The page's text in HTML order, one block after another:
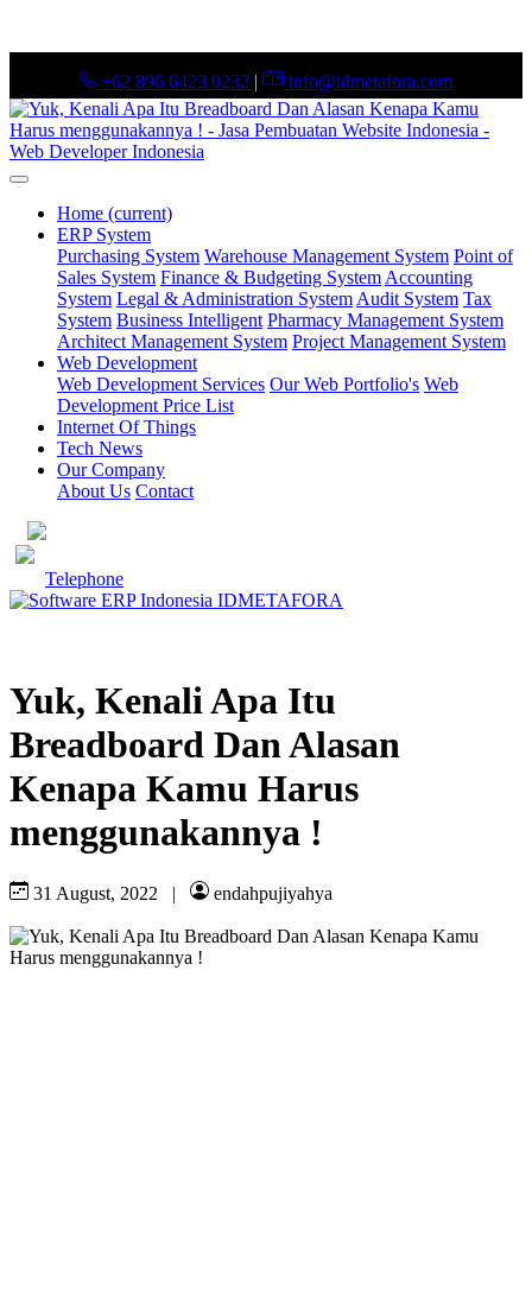
+62 896 6423 0232 | info@idmetafora.com
Home (current)
ERP System
Purchasing System Warehouse Management System Point of
Sales System Finance & Budgeting System Accounting
System Legal & Administration System Audit System Tax
System Business Intelligent Pharmacy Management System
Architect Management System Project Management System
Web Development
Web Development Services Our Web Portfolio's Web
Development Price List
Internet Of Things
Tech News
Our Company
About Us Contact
Telephone
Yuk, Kenali Apa Itu
Breadboard Dan Alasan
Kenapa Kamu Harus
menggunakannya !
31 August, 2022 | endahpujiyahya